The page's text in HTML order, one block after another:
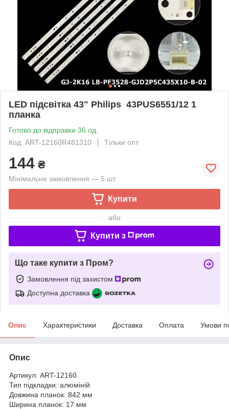
LED підсвітка 43" Philips 43PUS6551/12 1
планка
Готово до відправки 36 од.
Код: ART-12160R481310
Тільки опт
144 ₴
Мінімальне замовлення — 5 шт.
Купити
або
Купити з
Що таке купити з Пром?
Замовлення під захистом
Доступна доставка
Опис Характеристики Доставка Оплата Умови
Опис
Артикул: ART-12160
Тип підкладки: алюміній
Довжина планок: 842 мм
Ширина планок: 17 мм